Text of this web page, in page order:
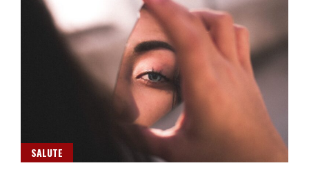
SALUTE